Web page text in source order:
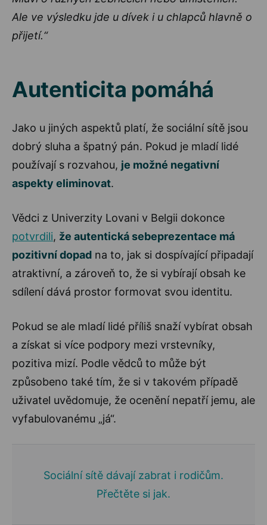
Ale ve výsledku jde u dívek i u chlapců hlavně o
přijetí.“
Autenticita pomáhá
Jako u jiných aspektů platí, že sociální sítě jsou
dobrý sluha a špatný pán. Pokud je mladí lidé
používají s rozvahou, je možné negativní
aspekty eliminovat.
Vědci z Univerzity Lovani v Belgii dokonce
potvrdili, že autentická sebeprezentace má
pozitivní dopad na to, jak si dospívající připadají
atraktivní, a zároveň to, že si vybírají obsah ke
sdílení dává prostor formovat svou identitu.
Pokud se ale mladí lidé příliš snaží vybírat obsah
a získat si více podpory mezi vrstevníky,
pozitiva mizí. Podle vědců to může být
způsobeno také tím, že si v takovém případě
uživatel uvědomuje, že ocenění nepatří jemu, ale
vyfabulovanému „já“.
Sociální sítě dávají zabrat i rodičům.
Přečtěte si jak.